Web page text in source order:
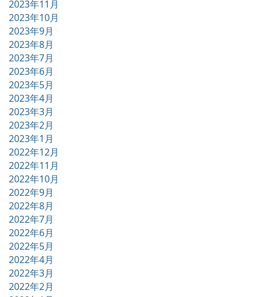
2023年11月
2023年10月
2023年9月
2023年8月
2023年7月
2023年6月
2023年5月
2023年4月
2023年3月
2023年2月
2023年1月
2022年12月
2022年11月
2022年10月
2022年9月
2022年8月
2022年7月
2022年6月
2022年5月
2022年4月
2022年3月
2022年2月